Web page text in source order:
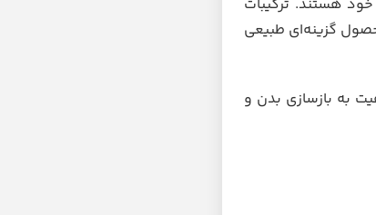
هستند. ترکیبات
گزینه‌ای طبیعی
به بازسازی بدن و